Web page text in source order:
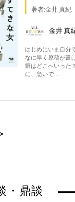
著者:金井 真紀
金井 真
はじめにいま自分
なに早く原稿が書
癖はどこへいった
に、急いで…
・鼎談